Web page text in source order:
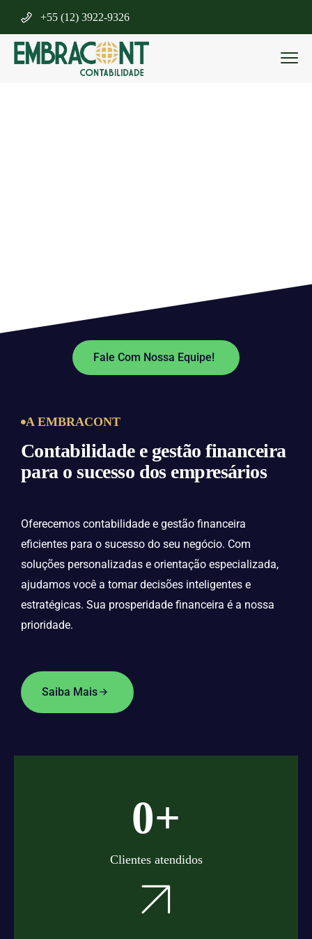
+55 (12) 3922-9326
Fale Com Nossa Equipe!
A EMBRACONT
Contabilidade e gestão financeira
para o sucesso dos empresários
Oferecemos contabilidade e gestão financeira
eficientes para o sucesso do seu negócio. Com
soluções personalizadas e orientação especializada,
ajudamos você a tomar decisões inteligentes e
estratégicas. Sua prosperidade financeira é a nossa
prioridade.
Saiba Mais
0+
Clientes atendidos